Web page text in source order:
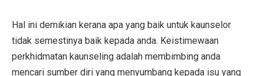
Hal ini demikian kerana apa yang baik untuk kaunselor
tidak semestinya baik kepada anda. Keistimewaan
perkhidmatan kaunseling adalah membimbing anda
mencari sumber diri yang menyumbang kepada isu yang